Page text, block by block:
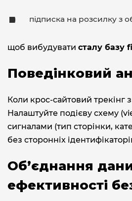
підписка на розсилку з
щоб вибудувати сталу базу
Поведінковий
Коли крос‑сайтовий трекінг
Налаштуйте подієву схему
сигналами (тип сторінки,
без сторонніх
Об’єднання
ефективності